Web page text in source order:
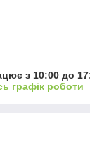
з 10:00 до
графік роботи